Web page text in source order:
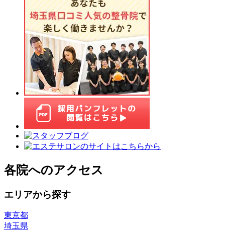
各院へのアクセス
エリアから探す
東京都
埼玉県